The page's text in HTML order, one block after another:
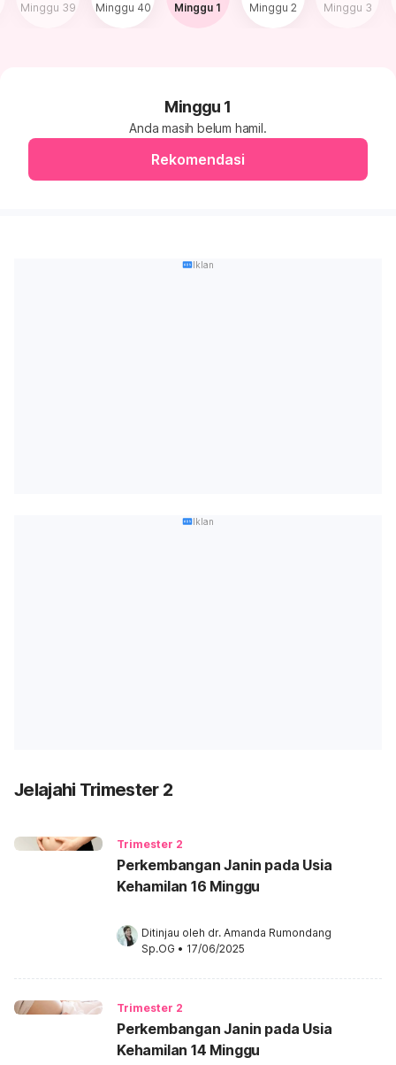
Minggu 39 Minggu 40 Minggu 1 Minggu 2 Minggu 3
Minggu 1
Anda masihbelum hamil.
Rekomendasi
Iklan
Iklan
Jelajahi Trimester 2
Trimester 2
Perkembangan Janin pada Usia
Kehamilan 16 Minggu
Ditinjau oleh dr. Amanda Rumondang
Sp.OG • 17/06/2025
Trimester 2
Perkembangan Janin pada Usia
Kehamilan 14 Minggu